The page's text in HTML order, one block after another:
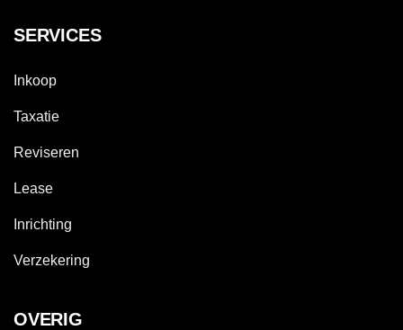
SERVICES
Inkoop
Taxatie
Reviseren
Lease
Inrichting
Verzekering
OVERIG